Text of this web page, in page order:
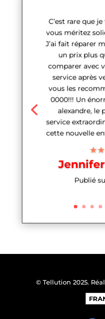
C’est rare que
vous méritez
J’ai fait réparer
un prix plus
comparer avec
service après
vous les
0000!!! Un
alexandre, le
service
cette nouvelle
Publié
© Tellution 2025.